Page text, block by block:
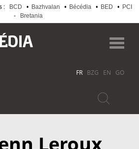
: BCD • Bazhvalan • Bécédia • BED •
PCI
-
Bretania
FR BZG EN GO
Leroux